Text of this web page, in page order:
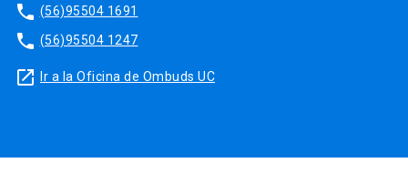
phone (56)95504 1691
phone (56)95504 1247
launch Ir a la Oficina de Ombuds UC